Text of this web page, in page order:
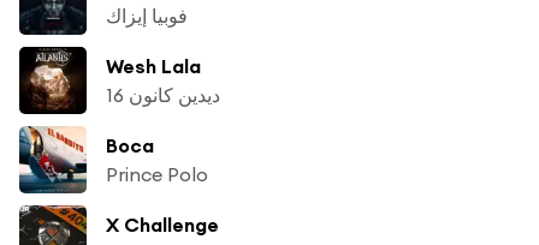
فوبيا إيزاك
Wesh Lala
ديدين كانون 16
Boca
Prince Polo
X Challenge